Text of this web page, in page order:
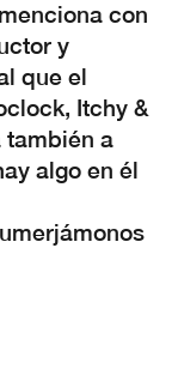
con
y
que el
Itchy &
también a
algo en él